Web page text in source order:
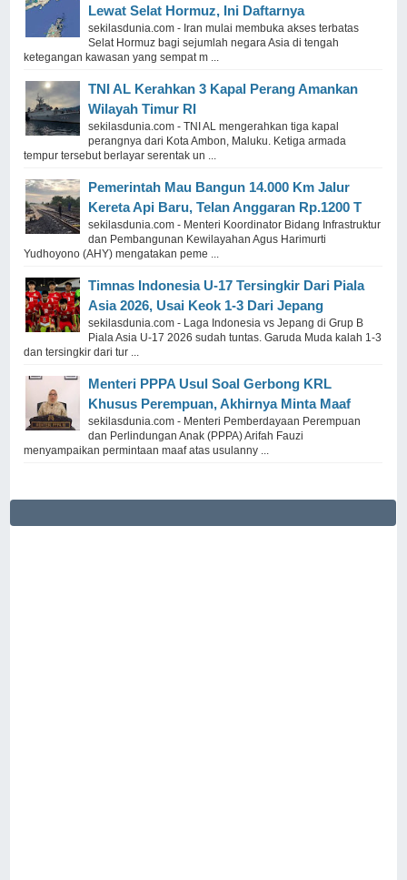
Lewat Selat Hormuz, Ini Daftarnya
sekilasdunia.com - Iran mulai membuka akses terbatas
Selat Hormuz bagi sejumlah negara Asia di tengah
ketegangan kawasan yang sempat m ...
TNI AL Kerahkan 3 Kapal Perang Amankan
Wilayah Timur RI
sekilasdunia.com - TNI AL mengerahkan tiga kapal
perangnya dari Kota Ambon, Maluku. Ketiga armada
tempur tersebut berlayar serentak un ...
Pemerintah Mau Bangun 14.000 Km Jalur
Kereta Api Baru, Telan Anggaran Rp.1200 T
sekilasdunia.com - Menteri Koordinator Bidang Infrastruktur
dan Pembangunan Kewilayahan Agus Harimurti
Yudhoyono (AHY) mengatakan peme ...
Timnas Indonesia U-17 Tersingkir Dari Piala
Asia 2026, Usai Keok 1-3 Dari Jepang
sekilasdunia.com - Laga Indonesia vs Jepang di Grup B
Piala Asia U-17 2026 sudah tuntas. Garuda Muda kalah 1-3
dan tersingkir dari tur ...
Menteri PPPA Usul Soal Gerbong KRL
Khusus Perempuan, Akhirnya Minta Maaf
sekilasdunia.com - Menteri Pemberdayaan Perempuan
dan Perlindungan Anak (PPPA) Arifah Fauzi
menyampaikan permintaan maaf atas usulanny ...